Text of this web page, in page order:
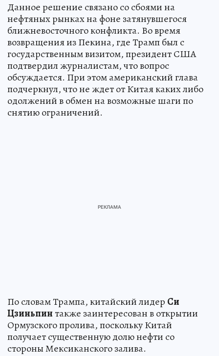
Данное решение связано со сбоями на
нефтяных рынках на фоне затянувшегося
ближневосточного конфликта. Во время
возвращения из Пекина, где Трамп был с
государственным визитом, президент США
подтвердил журналистам, что вопрос
обсуждается. При этом американский глава
подчеркнул, что не ждет от Китая каких либо
одолжений в обмен на возможные шаги по
снятию ограничений.
По словам Трампа, китайский лидер Си
Цзиньпинтакже заинтересован в открытии
Ормузского пролива, поскольку Китай
получает существенную долю нефти со
стороны Мексиканского залива.